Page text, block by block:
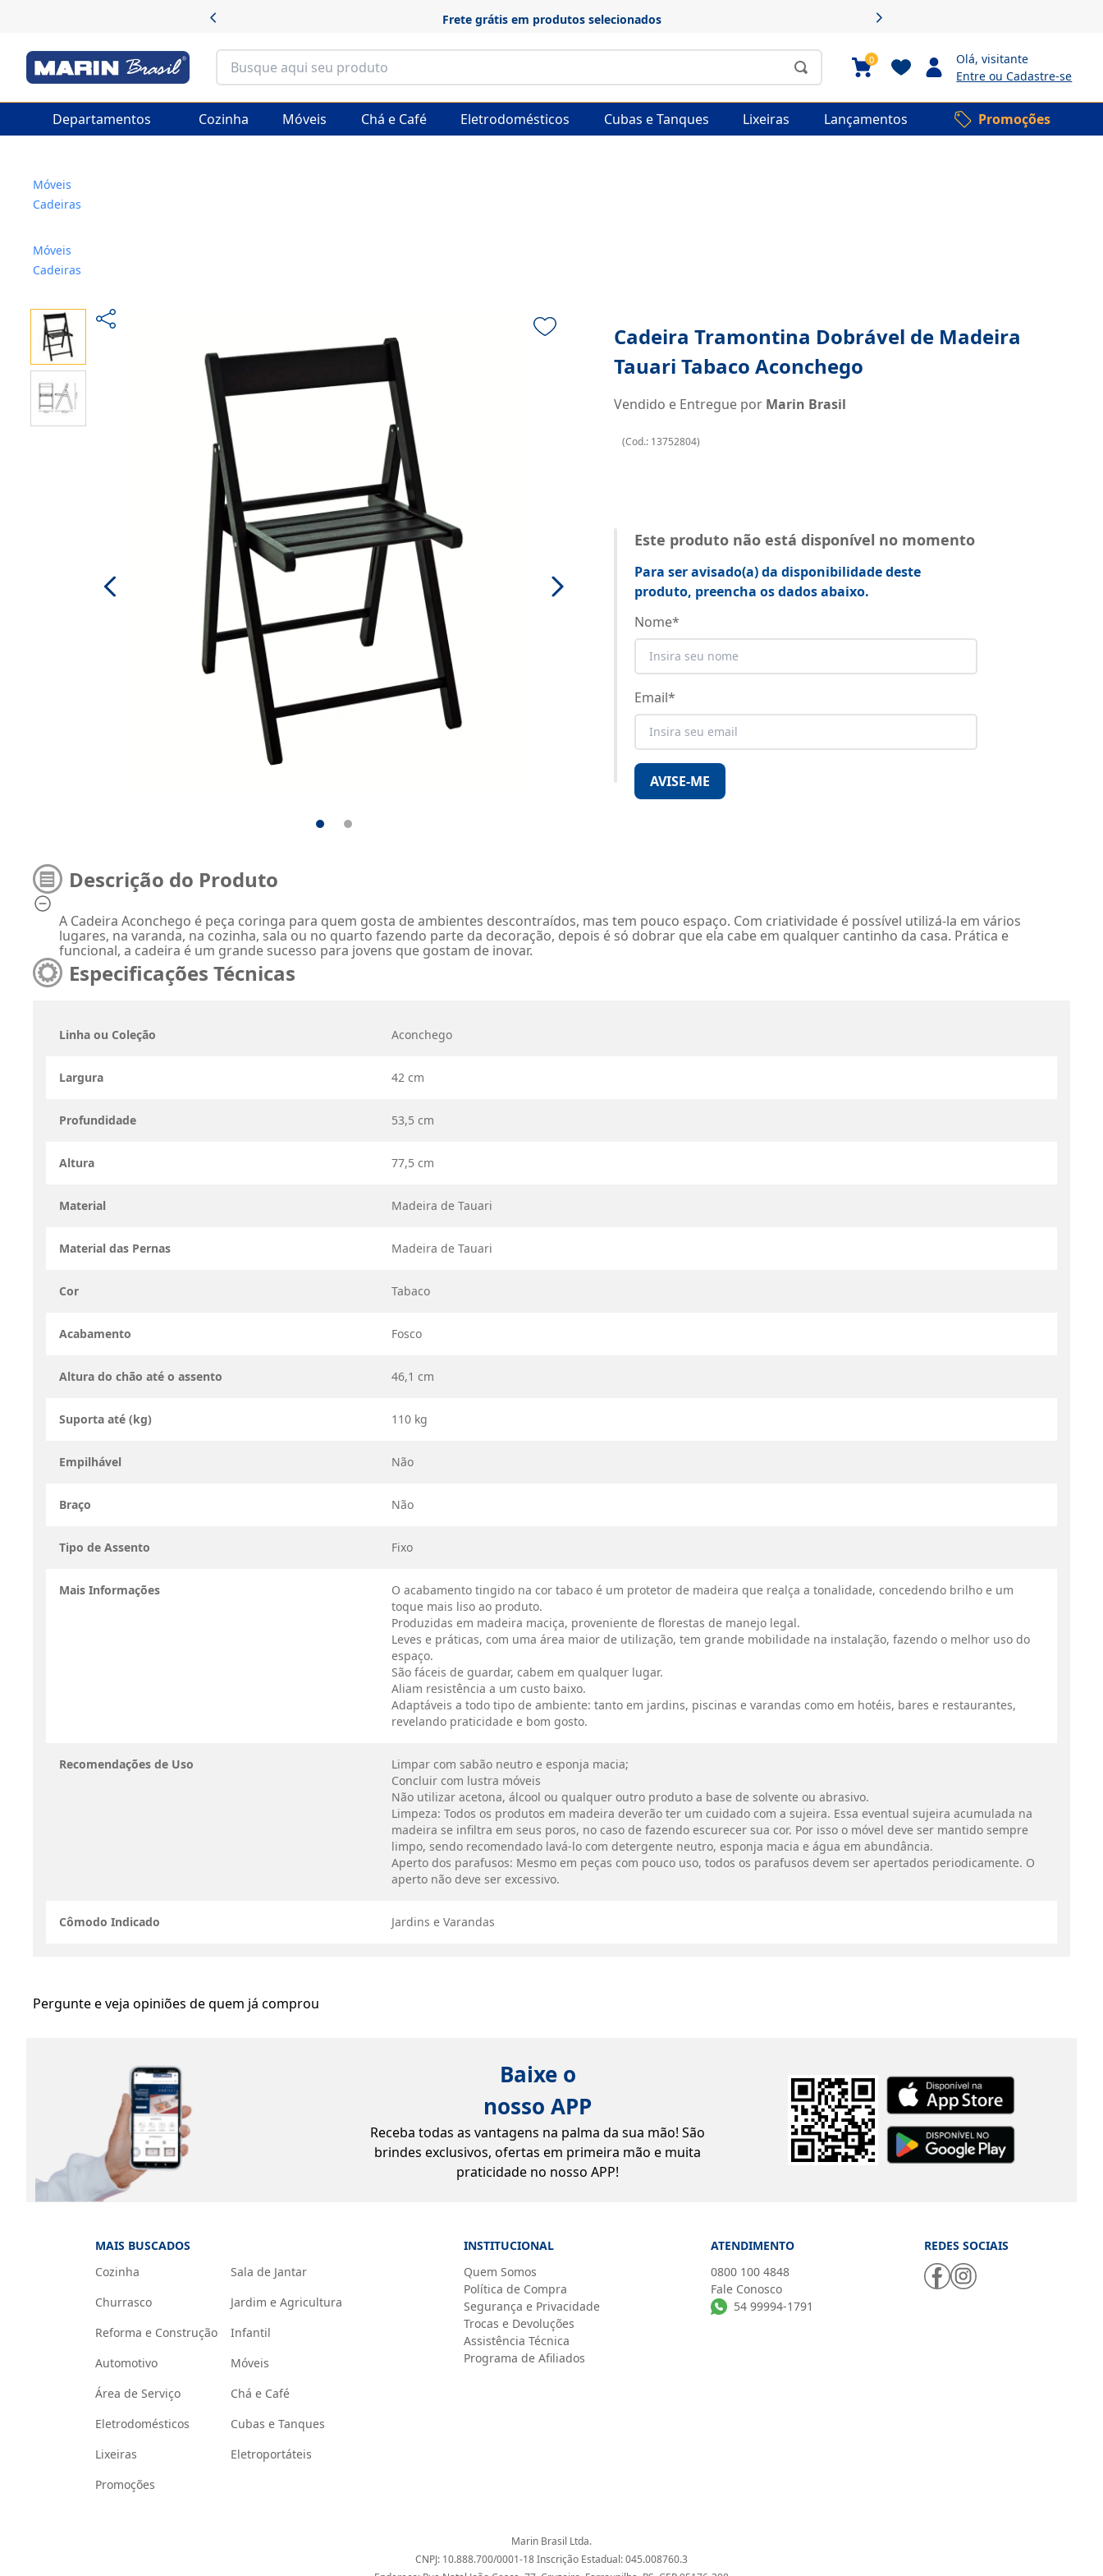
Frete grátis em produtos selecionados
0 Olá, visitante
Entre ou Cadastre-se
Departamentos Cozinha Móveis Chá e Café Eletrodomésticos Cubas e Tanques Lixeiras Lançamentos Promoções
Móveis
Cadeiras
Móveis
Cadeiras
Cadeira Tramontina Dobrável de Madeira
Tauari Tabaco Aconchego
Vendido e Entregue por Marin Brasil
(Cod.: 13752804)
Este produto não está disponível no momento
Para ser avisado(a) da disponibilidade deste
produto, preencha os dados abaixo.
Nome*
Email*
AVISE-ME
Descrição do Produto
A Cadeira Aconchego é peça coringa para quem gosta de ambientes descontraídos, mas tem pouco espaço. Com criatividade é possível utilizá-la em vários
lugares, na varanda, na cozinha, sala ou no quarto fazendo parte da decoração, depois é só dobrar que ela cabe em qualquer cantinho da casa. Prática e
funcional, a cadeira é um grande sucesso para jovens que gostam de inovar.
Especificações Técnicas
Linha ou Coleção Aconchego
Largura 42 cm
Profundidade 53,5 cm
Altura 77,5 cm
Material Madeira de Tauari
Material das Pernas Madeira de Tauari
Cor Tabaco
Acabamento Fosco
Altura do chão até o assento 46,1 cm
Suporta até (kg) 110 kg
Empilhável Não
Braço Não
Tipo de Assento Fixo
Mais Informações
O acabamento tingido na cor tabaco é um protetor de madeira que realça a tonalidade, concedendo brilho e um
toque mais liso ao produto.
Produzidas em madeira maciça, proveniente de florestas de manejo legal.
Leves e práticas, com uma área maior de utilização, tem grande mobilidade na instalação, fazendo o melhor uso do
espaço.
São fáceis de guardar, cabem em qualquer lugar.
Aliam resistência a um custo baixo.
Adaptáveis a todo tipo de ambiente: tanto em jardins, piscinas e varandas como em hotéis, bares e restaurantes,
revelando praticidade e bom gosto.
Recomendações de Uso
Limpar com sabão neutro e esponja macia;
Concluir com lustra móveis
Não utilizar acetona, álcool ou qualquer outro produto a base de solvente ou abrasivo.
Limpeza: Todos os produtos em madeira deverão ter um cuidado com a sujeira. Essa eventual sujeira acumulada na
madeira se infiltra em seus poros, no caso de fazendo escurecer sua cor. Por isso o móvel deve ser mantido sempre
limpo, sendo recomendado lavá-lo com detergente neutro, esponja macia e água em abundância.
Aperto dos parafusos: Mesmo em peças com pouco uso, todos os parafusos devem ser apertados periodicamente. O
aperto não deve ser excessivo.
Cômodo Indicado Jardins e Varandas
Pergunte e veja opiniões de quem já comprou
Baixe o
nosso APP
Receba todas as vantagens na palma da sua mão! São
brindes exclusivos, ofertas em primeira mão e muita
praticidade no nosso APP!
MAIS BUSCADOS
Cozinha
Sala de Jantar
Churrasco
Jardim e Agricultura
Reforma e Construção
Infantil
Automotivo
Móveis
Área de Serviço
Chá e Café
Eletrodomésticos
Cubas e Tanques
Lixeiras
Eletroportáteis
Promoções
INSTITUCIONAL
Quem Somos
Política de Compra
Segurança e Privacidade
Trocas e Devoluções
Assistência Técnica
Programa de Afiliados
ATENDIMENTO
0800 100 4848
Fale Conosco
54 99994-1791
REDES SOCIAIS
Marin Brasil Ltda.
CNPJ: 10.888.700/0001-18 Inscrição Estadual: 045.008760.3